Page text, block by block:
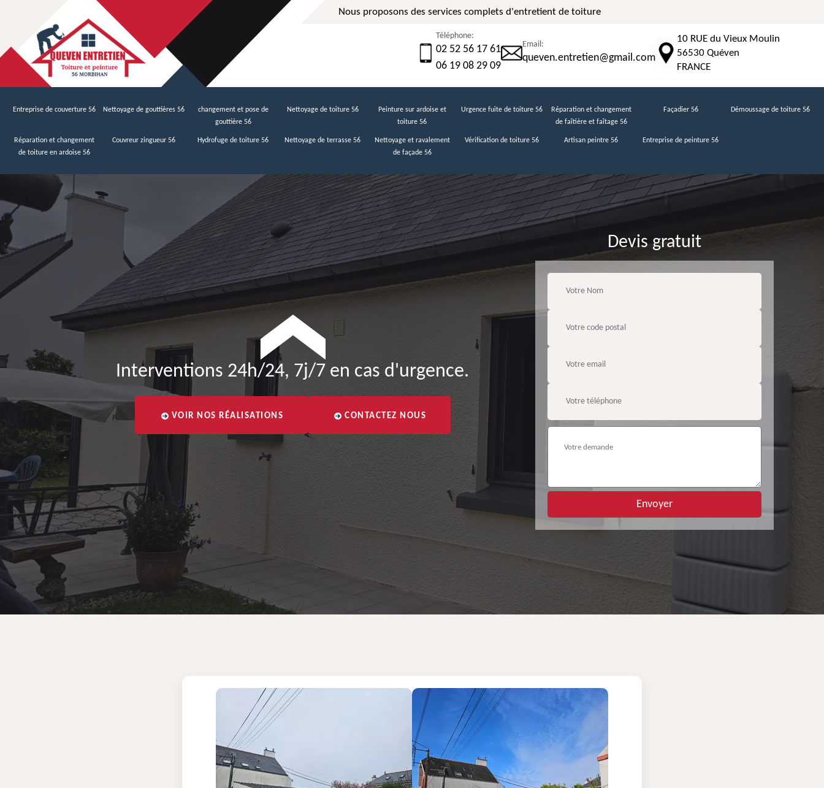
Nous proposons des services complets d'entretient de toiture
Téléphone:
02 52 56 17 61
06 19 08 29 09
Email:
queven.entretien@gmail.com
10 RUE du Vieux Moulin
56530 Quéven
FRANCE
Entreprise de couverture 56 Nettoyage de gouttières 56
changement et pose de
gouttière 56
Nettoyage de toiture 56
Peinture sur ardoise et
toiture 56
Urgence fuite de toiture 56
Réparation et changement
de faîtière et faîtage 56
Façadier 56 Démoussage de toiture 56
Réparation et changement
de toiture en ardoise 56
Couvreur zingueur 56 Hydrofuge de toiture 56 Nettoyage de terrasse 56
Nettoyage et ravalement
de façade 56
Vérification de toiture 56 Artisan peintre 56 Entreprise de peinture 56
Interventions 24h/24, 7j/7 en cas d'urgence.
VOIR NOS RÉALISATIONS CONTACTEZ NOUS
Devis gratuit